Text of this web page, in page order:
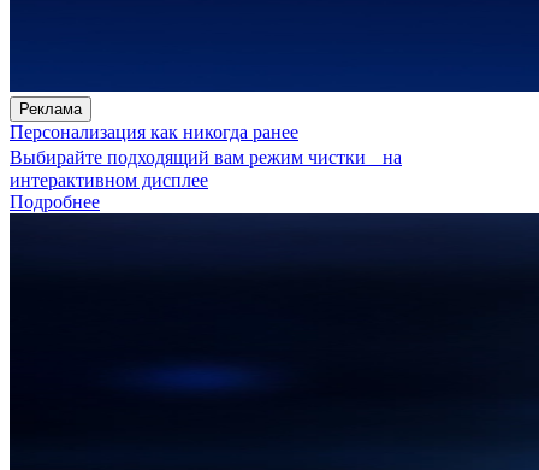
Реклама
Персонализация как никогда ранее
Выбирайте подходящий вам режим чистки на
интерактивном дисплее
Подробнее